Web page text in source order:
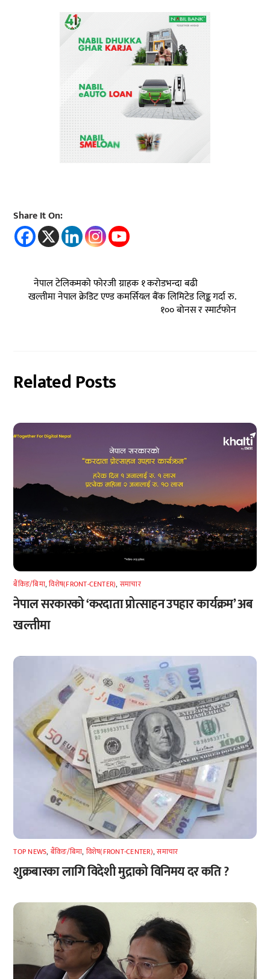
Share It On:
नेपाल टेलिकमको फोरजी ग्राहक १ करोडभन्दा बढी
खल्तीमा नेपाल क्रेडिट एण्ड कमर्सियल बैंक लिमिटेड लिङ्क गर्दा रु.
१०० बोनस र स्मार्टफोन
Related Posts
बैंकिङ/बिमा,विशेष(FRONT-CENTER), समाचार
नेपाल सरकारको ‘करदाता प्रोत्साहन उपहार कार्यक्रम’ अब
खल्तीमा
TOP NEWS, बैंकिङ/बिमा, विशेष(FRONT-CENTER),समाचार
शुक्रबारका लागि विदेशी मुद्राको विनिमय दर कति ?